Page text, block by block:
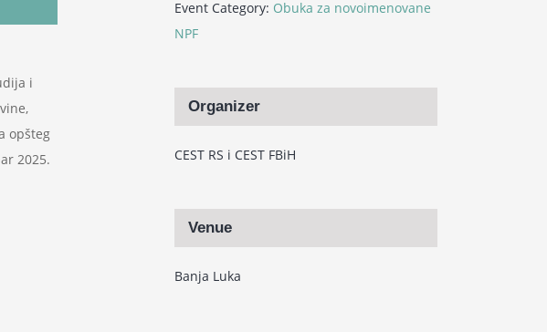
i
opšteg
2025.
Event Category: Obuka za novoimenovane
NPF
Organizer
CEST RS i CEST FBiH
Venue
Banja Luka